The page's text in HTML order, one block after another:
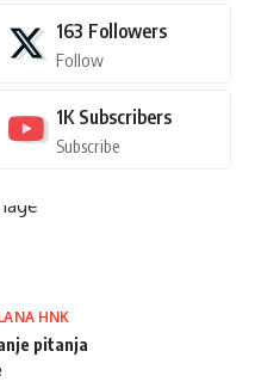
163 Followers
Follow
1K Subscribers
Subscribe
HNK
pitanja